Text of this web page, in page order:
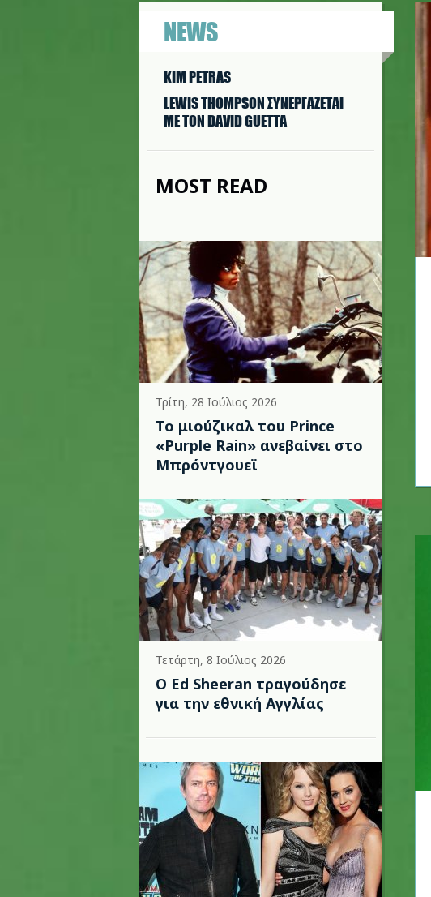
NEWS
KIM PETRAS
LEWIS THOMPSON ΣΥΝΕΡΓAΖΕΤΑΙ
ΜΕ ΤΟΝ DAVID GUETTA
MOST READ
Τρίτη, 28 Ιούλιος 2026
Το μιούζικαλ του Prince
«Purple Rain» ανεβαίνει στο
Μπρόντγουεϊ
Τετάρτη, 8 Ιούλιος 2026
Ο Ed Sheeran τραγούδησε
για την εθνική Αγγλίας